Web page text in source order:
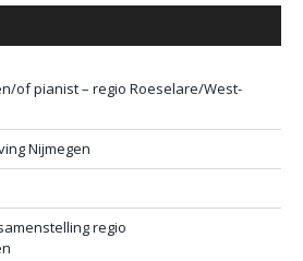
of pianist – regio Roeselare/West-
Nijmegen
regio